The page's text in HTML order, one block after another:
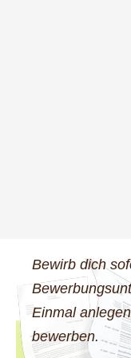
Bewirb dich
Einmal
bewerben.